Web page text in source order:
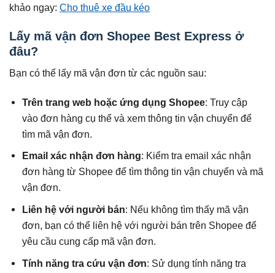
khảo ngay: Cho thuê xe đầu kéo
Lấy mã vận đơn Shopee Best Express ở
đâu?
Bạn có thể lấy mã vận đơn từ các nguồn sau:
Trên trang web hoặc ứng dụng Shopee: Truy cập
vào đơn hàng cụ thể và xem thông tin vận chuyển để
tìm mã vận đơn.
Email xác nhận đơn hàng: Kiểm tra email xác nhận
đơn hàng từ Shopee để tìm thông tin vận chuyển và mã
vận đơn.
Liên hệ với người bán: Nếu không tìm thấy mã vận
đơn, bạn có thể liên hệ với người bán trên Shopee để
yêu cầu cung cấp mã vận đơn.
Tính năng tra cứu vận đơn: Sử dụng tính năng tra